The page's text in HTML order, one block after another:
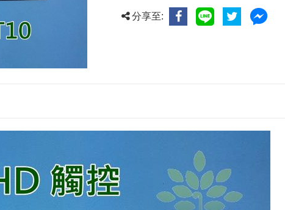
分享至: